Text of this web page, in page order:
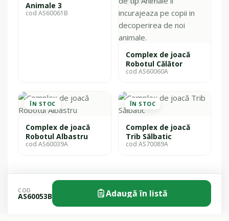
Animale 3
cod AS60061B
Complex de joacă
Robotul Călător
cod AS60060A
ÎN STOC
Complex de joacă
Robotul Albastru
cod AS60039A
ÎN STOC
Complex de joacă
Trib Sălbatic
cod AS70089A
COD
AS60053B Adaugă în listă